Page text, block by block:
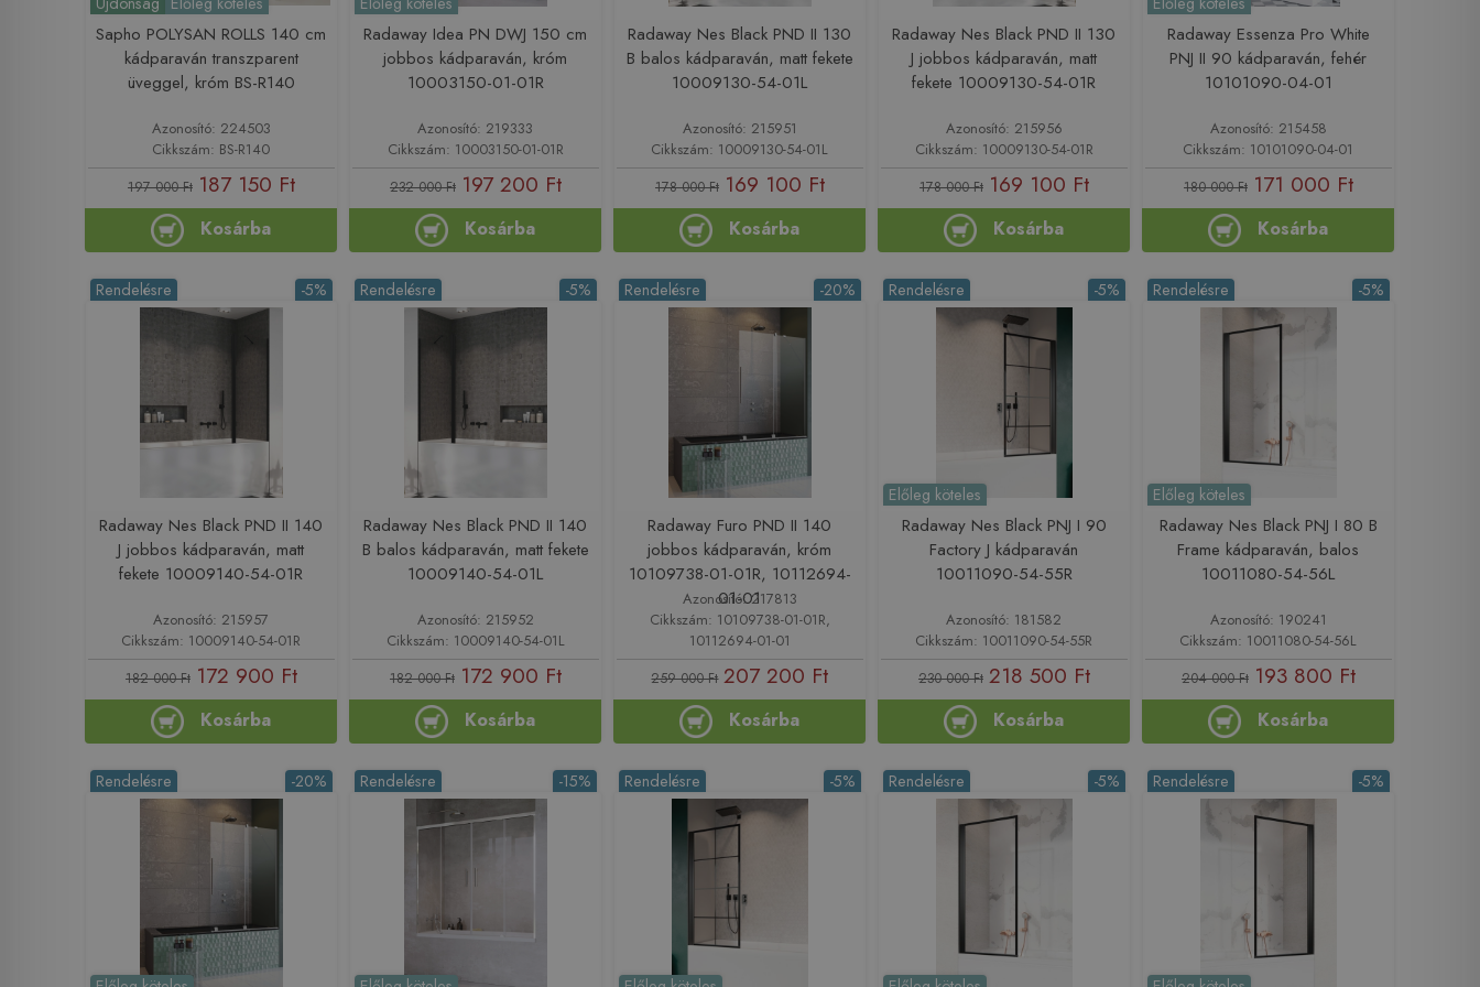
Sapho POLYSAN ROLLS 140 cm
kádparaván transzparent
üveggel, króm BS-R140
Azonosító: 224503
Cikkszám: BS-R140
197 000 Ft 187 150 Ft
Kosárba
Radaway Idea PN DWJ 150 cm
jobbos kádparaván, króm
10003150-01-01R
Azonosító: 219333
Cikkszám: 10003150-01-01R
232 000 Ft 197 200 Ft
Kosárba
Radaway Nes Black PND II 130
B balos kádparaván, matt fekete
10009130-54-01L
Azonosító: 215951
Cikkszám: 10009130-54-01L
178 000 Ft 169 100 Ft
Kosárba
Radaway Nes Black PND II 130
J jobbos kádparaván, matt
fekete 10009130-54-01R
Azonosító: 215956
Cikkszám: 10009130-54-01R
178 000 Ft 169 100 Ft
Kosárba
Radaway Essenza Pro White
PNJ II 90 kádparaván, fehér
10101090-04-01
Azonosító: 215458
Cikkszám: 10101090-04-01
180 000 Ft 171 000 Ft
Kosárba
-5%
Rendelésre
Radaway Nes Black PND II 140
J jobbos kádparaván, matt
fekete 10009140-54-01R
Azonosító: 215957
Cikkszám: 10009140-54-01R
182 000 Ft 172 900 Ft
Kosárba
-5%
Rendelésre
Radaway Nes Black PND II 140
B balos kádparaván, matt fekete
10009140-54-01L
Azonosító: 215952
Cikkszám: 10009140-54-01L
182 000 Ft 172 900 Ft
Kosárba
-20%
Rendelésre
Radaway Furo PND II 140
jobbos kádparaván, króm
10109738-01-01R, 10112694-
01-01
Azonosító: 217813
Cikkszám: 10109738-01-01R,
10112694-01-01
259 000 Ft 207 200 Ft
Kosárba
-5%
Rendelésre
Előleg köteles
Radaway Nes Black PNJ I 90
Factory J kádparaván
10011090-54-55R
Azonosító: 181582
Cikkszám: 10011090-54-55R
230 000 Ft 218 500 Ft
Kosárba
-5%
Rendelésre
Előleg köteles
Radaway Nes Black PNJ I 80 B
Frame kádparaván, balos
10011080-54-56L
Azonosító: 190241
Cikkszám: 10011080-54-56L
204 000 Ft 193 800 Ft
Kosárba
-20%
Rendelésre -15%
Rendelésre -5%
Rendelésre -5%
Rendelésre -5%
Rendelésre